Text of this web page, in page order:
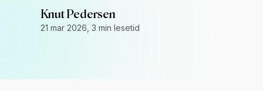
Knut Pedersen
21 mar 2026, 3 min lesetid